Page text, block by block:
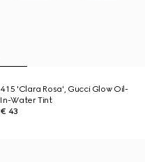
415 'Clara Rosa', Gucci Glow Oil-
In-Water Tint
€ 43